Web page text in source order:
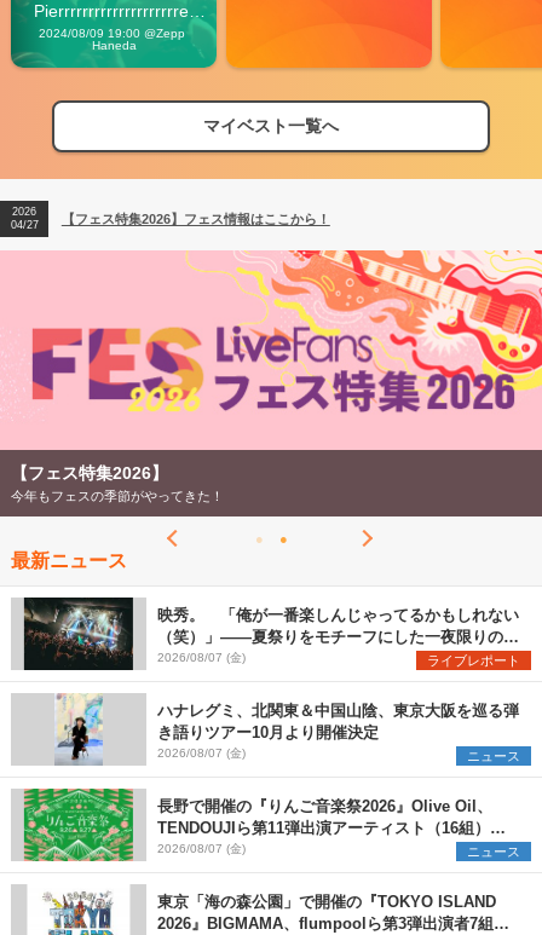
Pierrrrrrrrrrrrrrrrrrrre
Vibes
2024/08/09 19:00 @Zepp
Haneda
マイベスト一覧へ
【フェス特集2026】フェス情報はここから！
【ライブ動員ランキング】2026年上半期編発表！
2026
04/27
【フェス特集2026】フェス情報はここから！
2026
【ライブ動員ランキング】2026年上半期編発表！
【フェス特集2026】
今年もフェスの季節がやってきた！
最新ニュース
映秀。 「俺が一番楽しんじゃってるかもしれない
（笑）」――夏祭りをモチーフにした一夜限りのス
ペシャルライブ『色祭』レポート
2026/08/07 (金) ライブレポート
ハナレグミ、北関東＆中国山陰、東京大阪を巡る弾
き語りツアー10月より開催決定
2026/08/07 (金) ニュース
長野で開催の『りんご音楽祭2026』Olive Oil、
TENDOUJIら第11弾出演アーティスト（16組）を
発表
2026/08/07 (金) ニュース
東京「海の森公園」で開催の『TOKYO ISLAND
2026』BIGMAMA、flumpoolら第3弾出演者7組を